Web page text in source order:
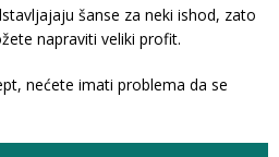
šanse za neki ishod, zato
napraviti veliki profit.
nećete imati problema da se